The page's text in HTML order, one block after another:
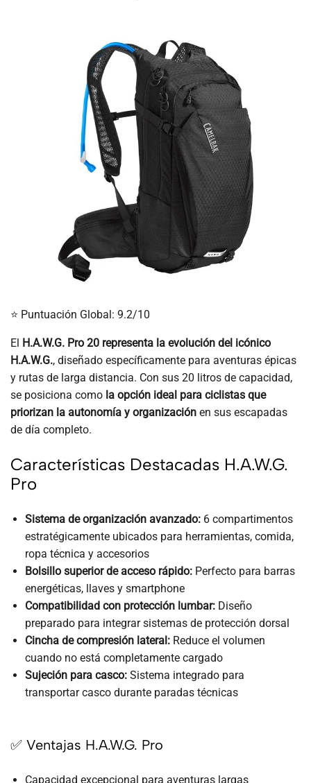
⭐ Puntuación Global: 9.2/10
El H.A.W.G. Pro 20 representa la evolución del icónico
H.A.W.G., diseñado específicamente para aventuras épicas
y rutas de larga distancia. Con sus 20 litros de capacidad,
se posiciona como la opción ideal para ciclistas que
priorizan la autonomía y organización en sus escapadas
de día completo.
Características Destacadas H.A.W.G.
Pro
Sistema de organización avanzado:6 compartimentos
estratégicamente ubicados para herramientas, comida,
ropa técnica y accesorios
Bolsillo superior de acceso rápido:Perfecto para barras
energéticas, llaves y smartphone
Compatibilidad con protección lumbar:Diseño
preparado para integrar sistemas de protección dorsal
Cincha de compresión lateral:Reduce el volumen
cuando no está completamente cargado
Sujeción para casco:Sistema integrado para
transportar casco durante paradas técnicas
✅ Ventajas H.A.W.G. Pro
Capacidad excepcional para aventuras largas